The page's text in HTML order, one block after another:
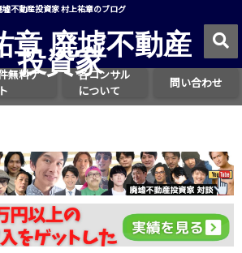
墟不動産投資家 村上祐章のブログ
章 廃墟不動産
投資家
無料ゲ
各コンサル
について
問い合わせ